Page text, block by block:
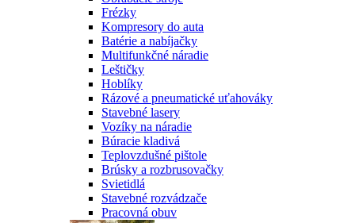
Frézky
Kompresory do auta
Batérie a nabíjačky
Multifunkčné náradie
Leštičky
Hoblíky
Rázové a pneumatické uťahováky
Stavebné lasery
Vozíky na náradie
Búracie kladivá
Teplovzdušné pištole
Brúsky a rozbrusovačky
Svietidlá
Stavebné rozvádzače
Pracovná obuv